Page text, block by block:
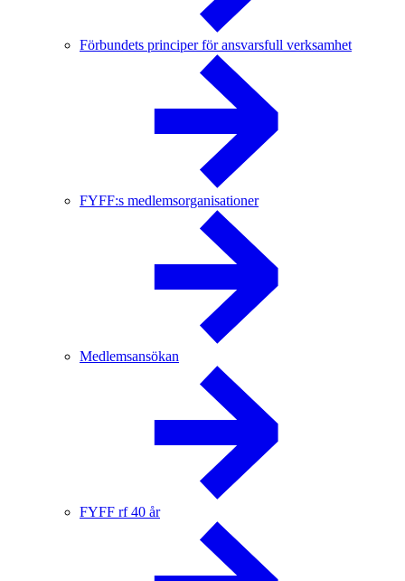
Förbundets principer för ansvarsfull verksamhet
FYFF:s medlemsorganisationer
Medlemsansökan
FYFF rf 40 år